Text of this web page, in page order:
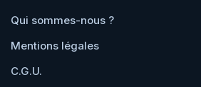
Qui sommes-nous ?
Mentions légales
C.G.U.